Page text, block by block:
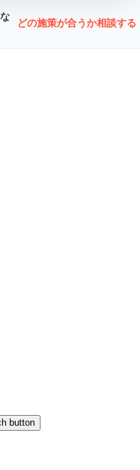
どの施策が合うか相談す